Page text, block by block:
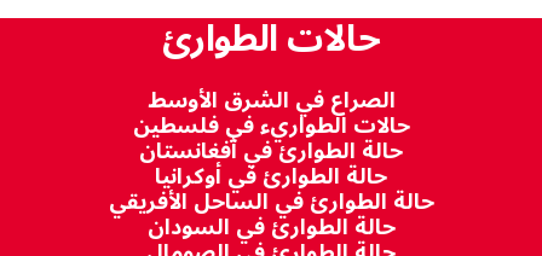
حالات الطوارئ
الصراع في الشرق الأوسط
حالات الطواريء في فلسطين
حالة الطوارئ في أفغانستان
حالة الطوارئ في أوكرانيا
حالة الطوارئ في الساحل الأفريقي
حالة الطوارئ في السودان